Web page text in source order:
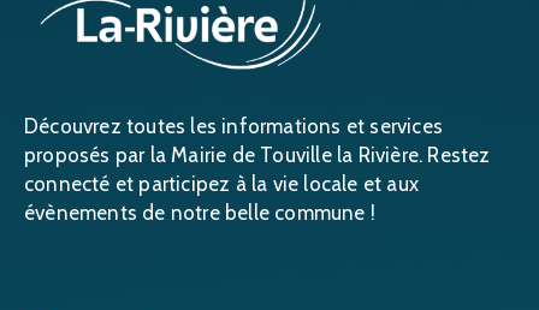
Découvrez toutes les informations et services
proposés par la Mairie de Touville la Rivière. Restez
connecté et participez à la vie locale et aux
évènements de notre belle commune !